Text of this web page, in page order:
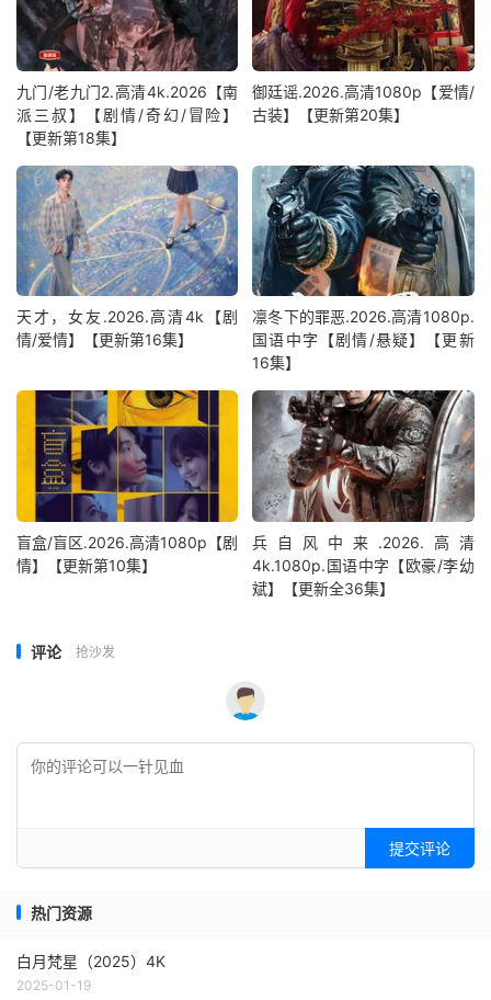
九门/老九门2.高清4k.2026【南
派三叔】【剧情/奇幻/冒险】
【更新第18集】
御廷谣.2026.高清1080p【爱情/
古装】【更新第20集】
天才，女友.2026.高清4k【剧
情/爱情】【更新第16集】
凛冬下的罪恶.2026.高清1080p.
国语中字【剧情/悬疑】【更新
16集】
盲盒/盲区.2026.高清1080p【剧
情】【更新第10集】
兵自风中来‎.2026.高清
4k.1080p.国语中字【欧豪/李幼
斌】【更新全36集】
评论 抢沙发
提交评论
热门资源
白月梵星（2025）4K
2025-01-19